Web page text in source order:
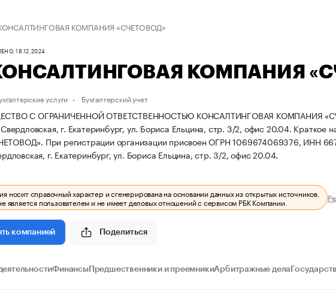
КОМПАНИЯ «СЧЕТОВОД»
18.12.2024
КОМПАНИЯ
услуги Бухгалтерский учет
С ОГРАНИЧЕННОЙ ОТВЕТСТВЕННОСТЬЮ КОНСАЛТИНГОВАЯ КОМПАНИЯ
г. Екатеринбург, ул. Бориса Ельцина, стр. 3/2, офис 20.04. Краткое
При регистрации организации присвоен ОГРН 1069674069376, ИНН
г. Екатеринбург, ул. Бориса Ельцина, стр. 3/2, офис 20.04.
носит справочный характер и сгенерирована на основании данных из открытых источников.
является пользователем и не имеет деловых отношений с сервисом РБК Компании.
компанией Поделиться
ФинансыПредшественники и преемникиАрбитражные дела